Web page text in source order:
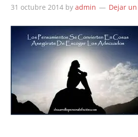
31 octubre 2014 byadmin Dejar